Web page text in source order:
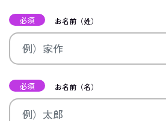
必須 お名前（姓）
必須 お名前（名）